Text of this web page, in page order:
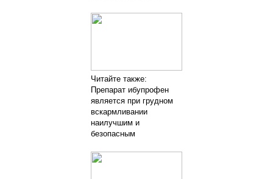
Читайте также:
Препарат ибупрофен
является при грудном
вскармливании
наилучшим и
безопасным